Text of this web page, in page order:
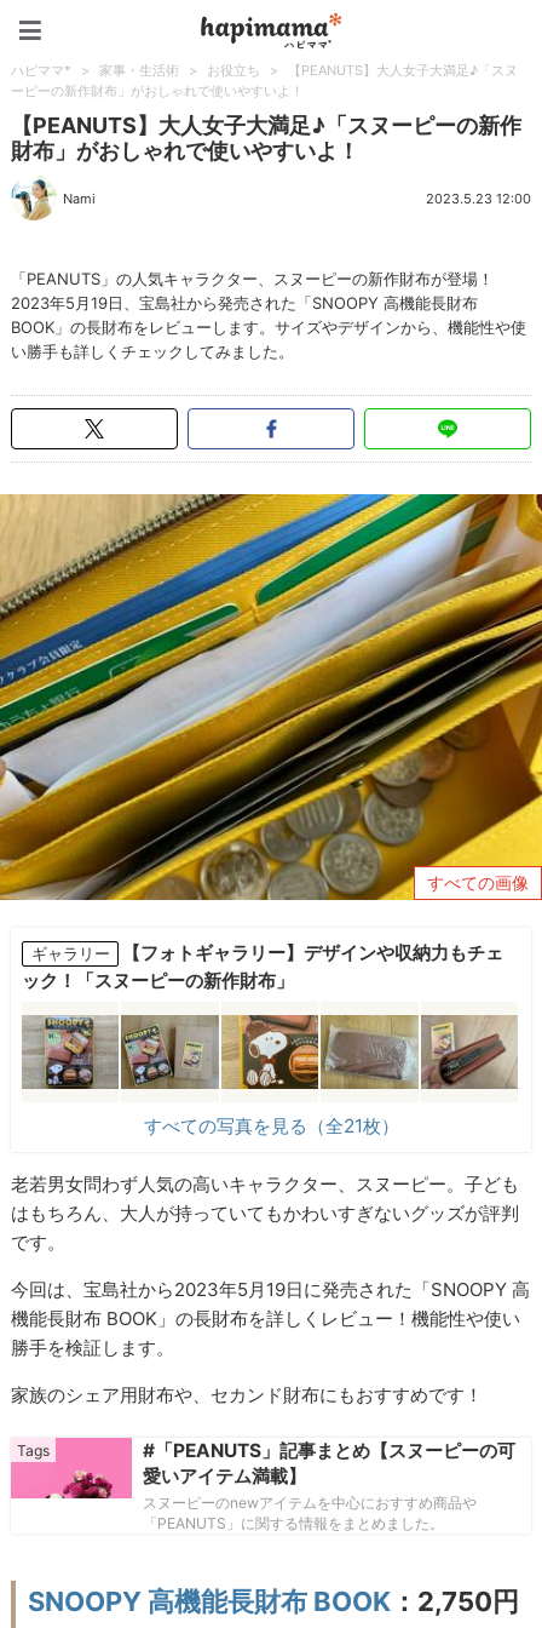
ハピママ* > 家事・生活術 > お役立ち >
【PEANUTS】大人女子大満足♪「スヌ
ーピーの新作財布」がおしゃれで使いやすいよ！
【PEANUTS】大人女子大満足♪「スヌーピーの新作
財布」がおしゃれで使いやすいよ！
Nami 2023.5.23 12:00
「PEANUTS」の人気キャラクター、スヌーピーの新作財布が登場！
2023年5月19日、宝島社から発売された「SNOOPY 高機能長財布
BOOK」の長財布をレビューします。サイズやデザインから、機能性や使
い勝手も詳しくチェックしてみました。
すべての画像
ギャラリー
【フォトギャラリー】デザインや収納力もチェ
ック！「スヌーピーの新作財布」
すべての写真を見る（全21枚）
老若男女問わず人気の高いキャラクター、スヌーピー。子ども
はもちろん、大人が持っていてもかわいすぎないグッズが評判
です。
今回は、宝島社から2023年5月19日に発売された「SNOOPY 高
機能長財布 BOOK」の長財布を詳しくレビュー！機能性や使い
勝手を検証します。
家族のシェア用財布や、セカンド財布にもおすすめです！
#「PEANUTS」記事まとめ【スヌーピーの可
愛いアイテム満載】
スヌーピーのnewアイテムを中心におすすめ商品や
「PEANUTS」に関する情報をまとめました。
SNOOPY 高機能長財布 BOOK ：2,750円